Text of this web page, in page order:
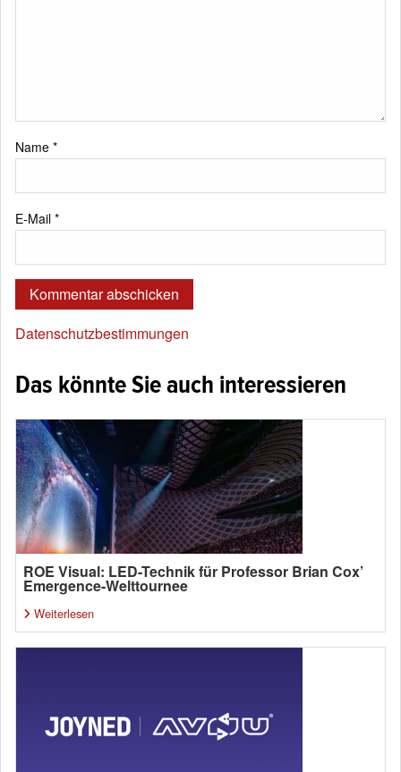
Name *
E-Mail *
Datenschutzbestimmungen
Das könnte Sie auch interessieren
ROE Visual: LED-Technik für Professor Brian Cox’
Emergence-Welttournee
Weiterlesen